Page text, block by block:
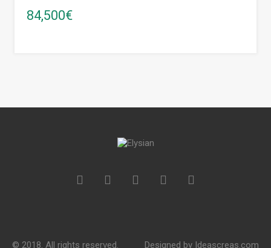
84,500€
© 2018. All rights reserved. Designed by Ideascreas.com